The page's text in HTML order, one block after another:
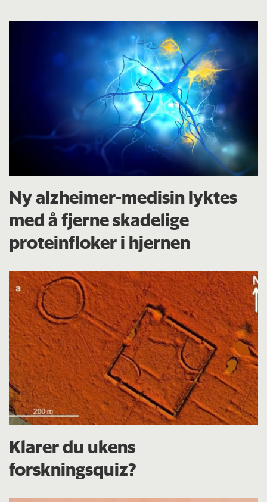
Ny alzheimer-medisin lyktes
med å fjerne skadelige
proteinfloker i hjernen
Klarer du ukens
forskningsquiz?